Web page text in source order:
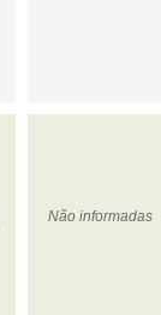
Não informadas